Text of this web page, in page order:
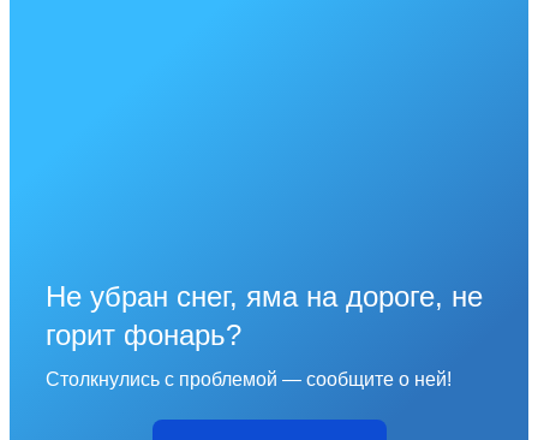
Не убран снег, яма на дороге, не
горит фонарь?
Столкнулись с проблемой — сообщите о ней!